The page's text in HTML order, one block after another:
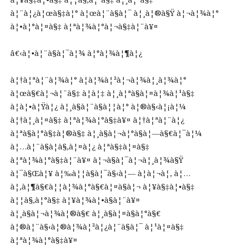
à¦¨à¦¿à¦œà§‡à¦° à¦œà¦¨à§à¦¯ à¦¸à¦®à§Ÿ à¦¬à¦¾à¦°
à¦•à¦°à¦¤à§‡ à¦ªà¦¾à¦°à¦¬à§‡à¦¨à¥¤
â€‹à¦•à¦¨à§à¦¯à¦¾ à¦°à¦¾à¦¶à¦¿
à¦†à¦ªà¦¨à¦¾à¦° à¦­à¦¾à¦²à¦¬à¦¾à¦¸à¦¾à¦°
à¦œà§€à¦¬à¦¨à§‡ à¦à¦‡ à¦¸à¦ªà§à¦¤à¦¾à¦¹à§‡
à¦à¦•à¦Ÿà¦¿ à¦¸à§à¦¨à§à¦¦à¦° à¦®à§‹à¦¡à¦¼
à¦†à¦¸à¦¤à§‡ à¦ªà¦¾à¦°à§‡à¥¤ à¦†à¦ªà¦¨à¦¿
à¦ªà§à¦°à§‡à¦®à§‡ à¦¸à§à¦¬à¦°à§à¦—à§€à¦¯à¦¼
à¦…à¦¨à§à¦­à§‚à¦¤à¦¿ à¦ªà§‡à¦¤à§‡
à¦ªà¦¾à¦°à§‡à¦¨à¥¤ à¦¬à§à¦¯à¦¬à¦¸à¦¾à§Ÿ
à¦¯à§Œà¦¥ à¦‰à¦¦à§à¦¯à§‹à¦— à¦à¦¬à¦‚ à¦…
à¦‚à¦¶à§€à¦¦à¦¾à¦°à§€à¦¤à§à¦¬ à¦¥à§‡à¦•à§‡
à¦¦à§‚à¦°à§‡ à¦¥à¦¾à¦•à§à¦¨à¥¤
à¦¸à§à¦¬à¦¾à¦®à§€ à¦¸à§à¦¤à§à¦°à§€
à¦®à¦¨à§‹à¦®à¦¾à¦²à¦¿à¦¨à§à¦¯ à¦¹à¦¤à§‡
à¦ªà¦¾à¦°à§‡à¥¤